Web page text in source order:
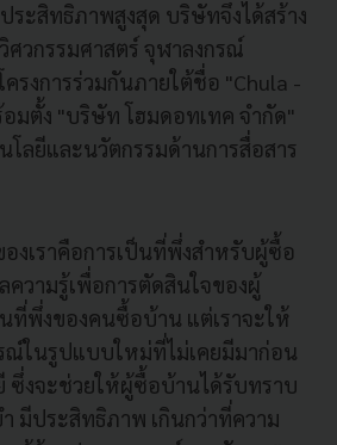
ระสิทธิภาพสูงสุด บริษัทจึงได้สร้าง
วกรรมศาสตร์ จุฬาลงกรณ์
รงการร่วมกันภายใต้ชื่อ "Chula -
อมตั้ง "บริษัท โฮมดอทเทค จำกัด"
ลยีและนวัตกรรมด้านการสื่อสาร
งเราคือการเป็นที่พึ่งสำหรับผู้ซื้อ
วามรู้เพื่อการตัดสินใจของผู้
ที่พึ่งของคนซื้อบ้าน แต่เราจะให้
ณ์ในรูปแบบใหม่ที่ไม่เคยมีมาก่อน
ซึ่งจะช่วยให้ผู้ซื้อบ้านได้รับทราบ
มีประสิทธิภาพ เกินกว่าที่ความ